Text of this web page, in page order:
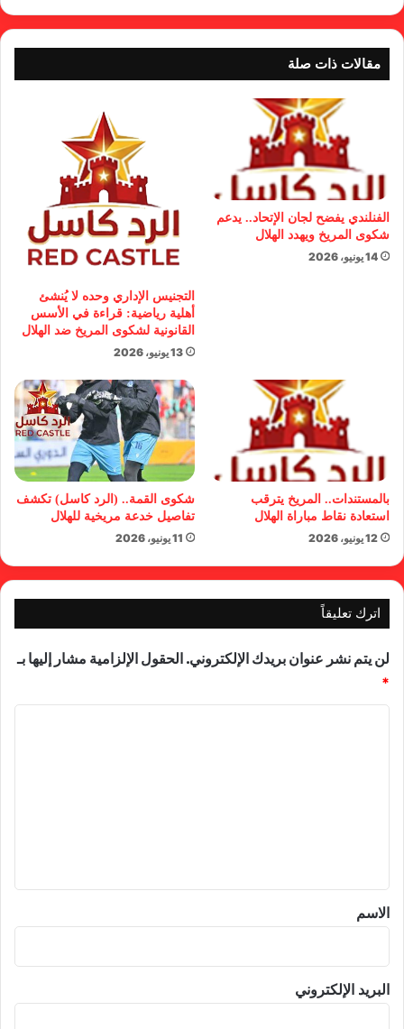
مقالات ذات صلة
الفنلندي يفضح لجان الإتحاد.. يدعم
شكوى المريخ ويهدد الهلال
14 يونيو، 2026
التجنيس الإداري وحده لا يُنشئ
أهلية رياضية: قراءة في الأسس
القانونية لشكوى المريخ ضد الهلال
13 يونيو، 2026
بالمستندات.. المريخ يترقب
استعادة نقاط مباراة الهلال
12 يونيو، 2026
شكوى القمة.. (الرد كاسل) تكشف
تفاصيل خدعة مريخية للهلال
11 يونيو، 2026
اترك تعليقاً
لن يتم نشر عنوان بريدك الإلكتروني. الحقول الإلزامية مشار إليها بـ
*
*
الاسم
البريد الإلكتروني